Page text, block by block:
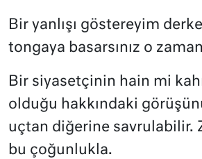
Bir yanlışı göstereyim
tongaya basarsınız o
Bir siyasetçinin hain mi
olduğu hakkındaki
uçtan diğerine savrulabilir.
bu çoğunlukla.